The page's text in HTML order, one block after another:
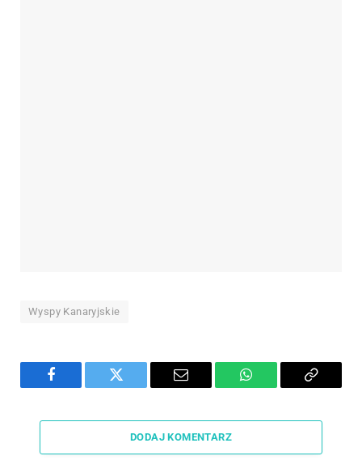
Wyspy Kanaryjskie
Facebook Twitter Email WhatsAppCopy
DODAJ KOMENTARZ